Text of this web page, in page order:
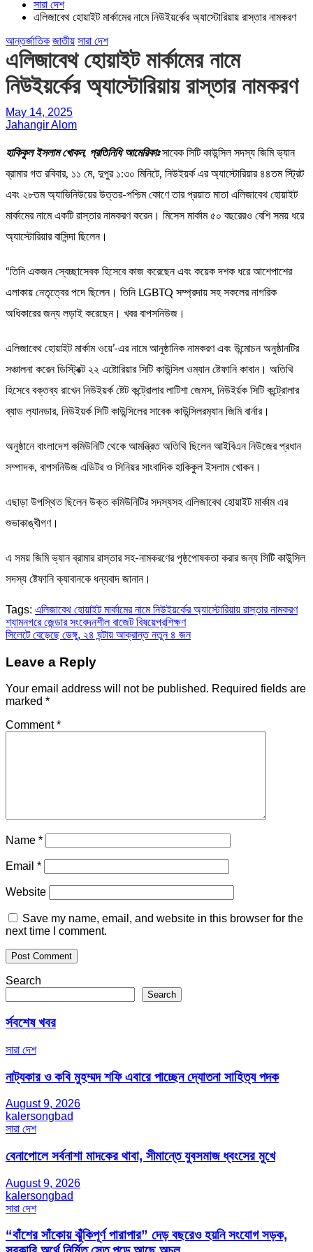
সারা দেশ
এলিজাবেথ হোয়াইট মার্কামের নামে নিউইয়র্কের অ্যাস্টোরিয়ায় রাস্তার নামকরণ
আন্তর্জাতিক জাতীয় সারা দেশ
এলিজাবেথ হোয়াইট মার্কামের নামে
নিউইয়র্কের অ্যাস্টোরিয়ায় রাস্তার নামকরণ
May 14, 2025
Jahangir Alom
হাকিকুল ইসলাম খোকন, প্রতিনিধি আমেরিকাঃসাবেক সিটি কাউন্সিল সদস্য জিমি ভ্যান
ব্রামার গত রবিবার, ১১ মে, দুপুর ১:৩০ মিনিটে, নিউইয়র্ক এর অ্যাস্টোরিয়ার ৪৪তম স্ট্রিট
এবং ২৮তম অ্যাভিনিউয়ের উত্তর-পশ্চিম কোণে তার প্রয়াত মাতা এলিজাবেথ হোয়াইট
মার্কামের নামে একটি রাস্তার নামকরণ করেন। মিসেস মার্কাম ৫০ বছরেরও বেশি সময় ধরে
অ্যাস্টোরিয়ার বাসিন্দা ছিলেন।
“তিনি একজন স্বেচ্ছাসেবক হিসেবে কাজ করেছেন এবং কয়েক দশক ধরে আশেপাশের
এলাকায় নেতৃত্বের পদে ছিলেন। তিনি LGBTQ সম্প্রদায় সহ সকলের নাগরিক
অধিকারের জন্য লড়াই করেছেন। খবর বাপসনিউজ।
এলিজাবেথ হোয়াইট মার্কাম ওয়ে’-এর নামে আনুষ্ঠানিক নামকরণ এবং উন্মোচন অনুষ্ঠানটির
সঞ্চালনা করেন ডিস্ট্রিক্ট ২২ এষ্টোরিয়ার সিটি কাউন্সিল ওম্যান ষ্টেফানি কাবান। অতিথি
হিসেবে বক্তব্য রাখেন নিউইয়র্ক ষ্টেট কন্ট্রোলার লাটিশা জেমস, নিউইর্য়ক সিটি কন্ট্রোলার
ব্যাড ল‍্যানডার, নিউইয়র্ক সিটি কাউন্সিলের সাবেক কাউন্সিলরম‍্যান জিমি বার্নার।
অনুষ্ঠানে বাংলাদেশ কমিউনিটি থেকে আমন্ত্রিত অতিথি ছিলেন আইবিএন নিউজের প্রধান
সম্পাদক, বাপসনিউজ এডিটর ও সিনিয়র সাংবাদিক হাকিকুল ইসলাম খোকন।
এছাড়া উপস্থিত ছিলেন উক্ত কমিউনিটির সদস্যসহ এলিজাবেথ হোয়াইট মার্কাম এর
শুভাকাঙ্খীগণ।
এ সময় জিমি ভ্যান ব্রামার রাস্তার সহ-নামকরণের পৃষ্ঠপোষকতা করার জন্য সিটি কাউন্সিল
সদস্য ষ্টেফানি ক্যাবানকে ধন্যবাদ জানান।
Tags: এলিজাবেথ হোয়াইট মার্কামের নামে নিউইয়র্কের অ্যাস্টোরিয়ায় রাস্তার নামকরণ
Post
navigation
শ্যামনগরে জেন্ডার সংবেদনশীল বাজেট বিষয়েপ্রশিক্ষণ
সিলেটে বেড়েছে ডেঙ্গু, ২৪ ঘন্টায় আক্রান্ত নতুন ৪ জন
Leave a Reply
Your email address will not be published. Required fields are
marked *
Comment*
Name *
Email *
Website
Save my name, email, and website in this browser for the
next time I comment.
Search
Search
র্সবশেষ খবর
সারা দেশ
নাট্যকার ও কবি মুহম্মদ শফি এবারে পাচ্ছেন দ্যোতনা সাহিত্য পদক
August 9, 2026
kalersongbad
সারা দেশ
বেনাপোলে সর্বনাশা মাদকের থাবা, সীমান্তে যুবসমাজ ধ্বংসের মুখে
August 9, 2026
kalersongbad
সারা দেশ
“বাঁশের সাঁকোয় ঝুঁকিপূর্ণ পারাপার” দেড় বছরেও হয়নি সংযোগ সড়ক,